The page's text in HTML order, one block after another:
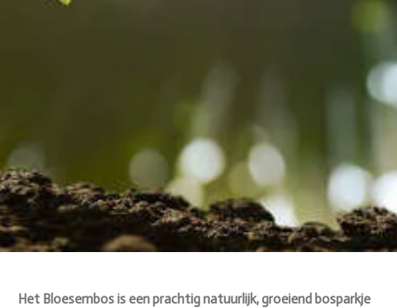
Het Bloesembos is een prachtig natuurlijk, groeiend bosparkje